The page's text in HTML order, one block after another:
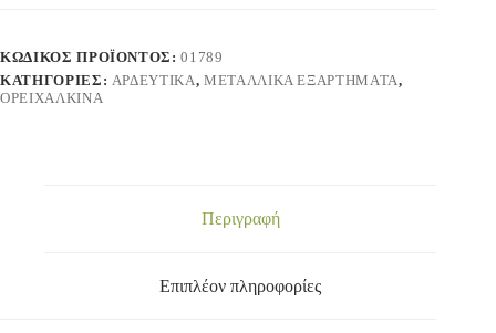
ΚΩΔΙΚΌΣ ΠΡΟΪΌΝΤΟΣ:01789
ΚΑΤΗΓΟΡΊΕΣ: ΑΡΔΕΥΤΙΚΑ, ΜΕΤΑΛΛΙΚΑ ΕΞΑΡΤΗΜΑΤΑ,
ΟΡΕΙΧΑΛΚΙΝΑ
Περιγραφή
Επιπλέον πληροφορίες